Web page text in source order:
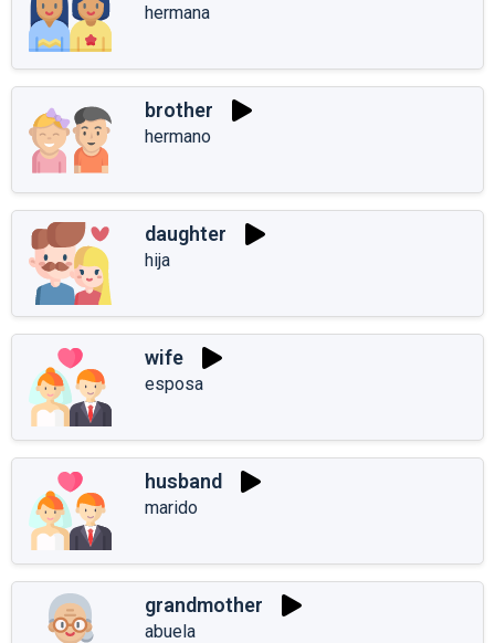
hermana
brother
hermano
daughter
hija
wife
esposa
husband
marido
grandmother
abuela